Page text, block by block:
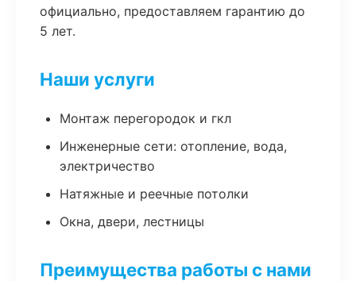
официально, предоставляем гарантию до
5 лет.
Наши услуги
Монтаж перегородок и гкл
Инженерные сети: отопление, вода,
электричество
Натяжные и реечные потолки
Окна, двери, лестницы
Преимущества работы с нами